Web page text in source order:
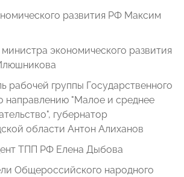
развития РФ Максим
экономического развития
рабочей группы Государственного
направлению "Малое и среднее
губернатор
области Антон Алиханов
ТПП РФ Елена Дыбова
Общероссийского народного